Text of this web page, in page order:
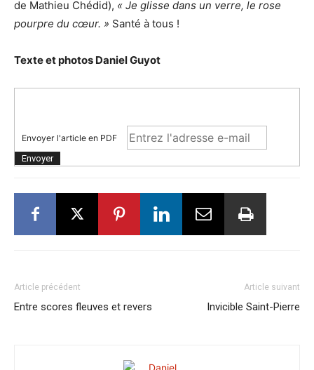
de Mathieu Chédid), « Je glisse dans un verre, le rose
pourpre du cœur. » Santé à tous !
Texte et photos Daniel Guyot
Envoyer l'article en PDF
Article précédent
Entre scores fleuves et revers
Article suivant
Invicible Saint-Pierre